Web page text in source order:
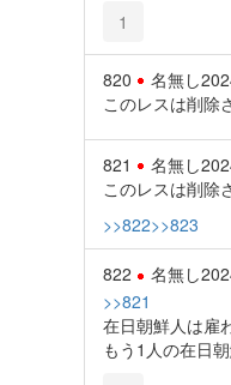
1
820 名無し
このレスは削除
821 名無し
このレスは削除
>>822>>823
822 名無し
>>821
在日朝鮮人は雇
もう1人の在日